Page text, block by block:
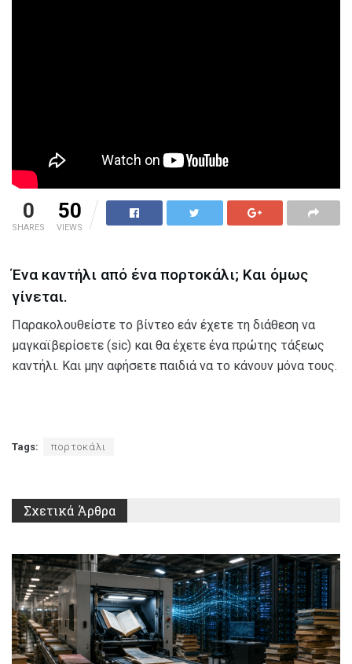
0
SHARES
50
VIEWS
Ένα καντήλι από ένα πορτοκάλι; Και όμως
γίνεται.
Παρακολουθείστε το βίντεο εάν έχετε τη διάθεση να
μαγκαϊβερίσετε (sic) και θα έχετε ένα πρώτης τάξεως
καντήλι. Και μην αφήσετε παιδιά να το κάνουν μόνα τους.
Tags: πορτοκάλι
Σχετικά Άρθρα